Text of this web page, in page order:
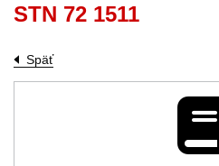
STN 72 1511
Späť